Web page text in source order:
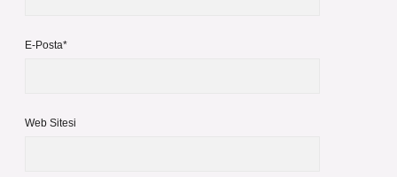
E-Posta*
Web Sitesi